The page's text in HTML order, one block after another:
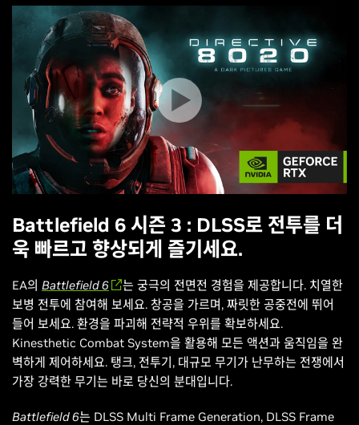
Battlefield 6 시즌 3 : DLSS로 전투를 더
욱 빠르고 향상되게 즐기세요.
EA의 Battlefield 6
는 궁극의 전면전 경험을 제공합니다. 치열한
보병 전투에 참여해 보세요. 창공을 가르며, 짜릿한 공중전에 뛰어
들어 보세요. 환경을 파괴해 전략적 우위를 확보하세요.
Kinesthetic Combat System을 활용해 모든 액션과 움직임을 완
벽하게 제어하세요. 탱크, 전투기, 대규모 무기가 난무하는 전쟁에서
가장 강력한 무기는 바로 당신의 분대입니다.
Battlefield 6는 DLSS Multi Frame Generation, DLSS Frame